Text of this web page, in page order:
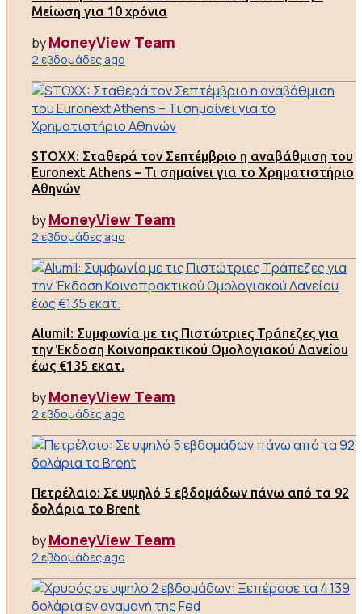
Μείωση για 10 χρόνια
byMoneyView Team
2 εβδομάδες ago
STOXX: Σταθερά τον Σεπτέμβριο η αναβάθμιση του
Euronext Athens – Τι σημαίνει για το Χρηματιστήριο
Αθηνών
byMoneyView Team
2 εβδομάδες ago
Alumil: Συμφωνία με τις Πιστώτριες Τράπεζες για
την Έκδοση Κοινοπρακτικού Ομολογιακού Δανείου
έως €135 εκατ.
byMoneyView Team
2 εβδομάδες ago
Πετρέλαιο: Σε υψηλό 5 εβδομάδων πάνω από τα 92
δολάρια το Brent
byMoneyView Team
2 εβδομάδες ago